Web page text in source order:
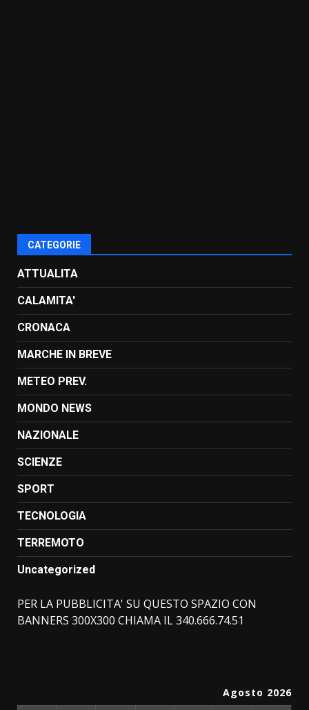
CATEGORIE
ATTUALITA
CALAMITA'
CRONACA
MARCHE IN BREVE
METEO PREV.
MONDO NEWS
NAZIONALE
SCIENZE
SPORT
TECNOLOGIA
TERREMOTO
Uncategorized
PER LA PUBBLICITA' SU QUESTO SPAZIO CON
BANNERS 300X300 CHIAMA IL 340.666.74.51
Agosto 2026